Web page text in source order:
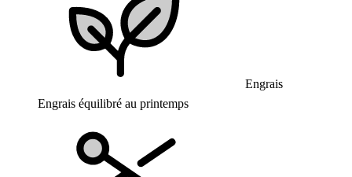
Engrais
Engrais équilibré au printemps